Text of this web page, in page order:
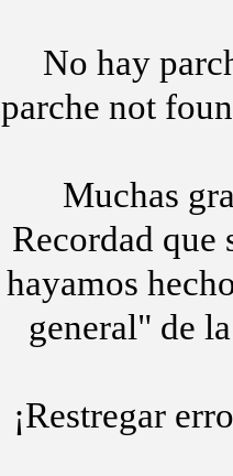
No hay
parche not
Muchas
Recordad
hayamos
general" de
¡Restregar